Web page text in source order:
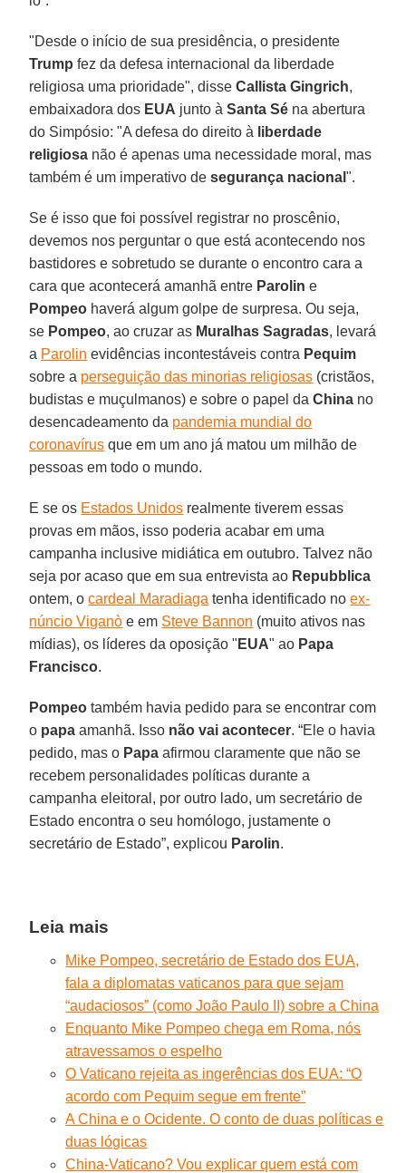
"Desde o início de sua presidência, o presidente
Trump fez da defesa internacional da liberdade
religiosa uma prioridade", disseCallista Gingrich,
embaixadora dos EUA junto àSanta Sé na abertura
do Simpósio: "A defesa do direito à liberdade
religiosa não é apenas uma necessidade moral, mas
também é um imperativo desegurança nacional".
Se é isso que foi possível registrar no proscênio,
devemos nos perguntar o que está acontecendo nos
bastidores e sobretudo se durante o encontro cara a
cara que acontecerá amanhã entre Parolin e
Pompeo haverá algum golpe de surpresa. Ou seja,
se Pompeo, ao cruzar as Muralhas Sagradas, levará
a Parolin evidências incontestáveis contra Pequim
sobre a perseguição das minorias religiosas (cristãos,
budistas e muçulmanos) e sobre o papel daChina no
desencadeamento da pandemia mundial do
coronavírus que em um ano já matou um milhão de
pessoas em todo o mundo.
E se os Estados Unidos realmente tiverem essas
provas em mãos, isso poderia acabar em uma
campanha inclusive midiática em outubro. Talvez não
seja por acaso que em sua entrevista ao Repubblica
ontem, ocardeal Maradiaga tenha identificado noex-
núncio Viganò e em Steve Bannon (muito ativos nas
mídias), os líderes da oposição " EUA" ao Papa
Francisco.
Pompeo também havia pedido para se encontrar com
o papa amanhã. Isso não vai acontecer. “Ele o havia
pedido, mas o Papa afirmou claramente que não se
recebem personalidades políticas durante a
campanha eleitoral, por outro lado, um secretário de
Estado encontra o seu homólogo, justamente o
secretário de Estado”, explicou Parolin.
Leia mais
Mike Pompeo, secretário de Estado dos EUA,
fala a diplomatas vaticanos para que sejam
“audaciosos” (como João Paulo II) sobre a China
Enquanto Mike Pompeo chega em Roma, nós
atravessamos o espelho
O Vaticano rejeita as ingerências dos EUA: “O
acordo com Pequim segue em frente”
A China e o Ocidente. O conto de duas políticas e
duas lógicas
China-Vaticano? Vou explicar quem está com